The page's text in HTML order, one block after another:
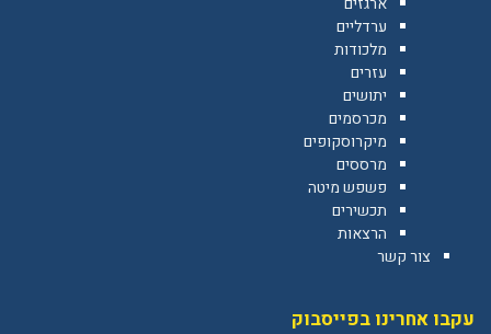
ערדליים
מלכודות
עזרים
יתושים
מכרסמים
מיקרוסקופים
מרססים
פשפש מיטה
תכשירים
הרצאות
צור קשר
עקבו אחרינו בפייסבוק